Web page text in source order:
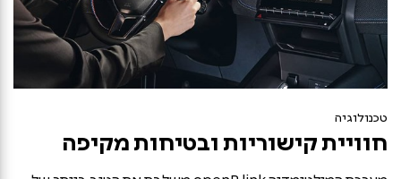
טכנולוגיה
חוויית קישוריות ובטיחות מקיפה